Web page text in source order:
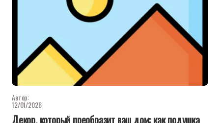
Автор:
12/01/2026
Декор, который преобразит ваш дом: как подушка